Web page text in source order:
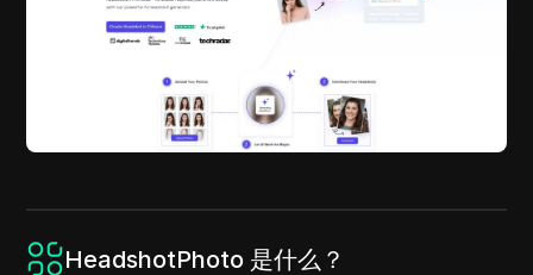
HeadshotPhoto 是什么？